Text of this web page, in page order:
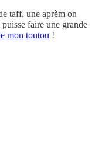
taff, une aprèm on
faire une grande
mon toutou !